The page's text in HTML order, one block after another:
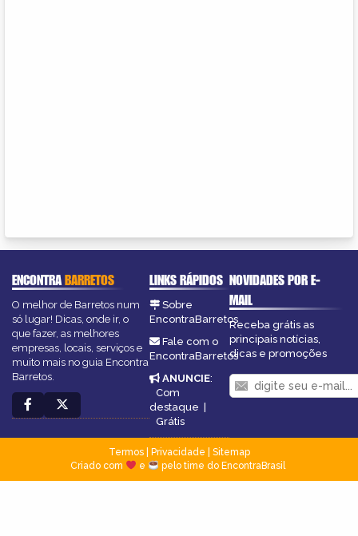
ENCONTRABARRETOS
O melhor de Barretos num
só lugar! Dicas, onde ir, o
que fazer, as melhores
empresas, locais, serviços e
muito mais no guia Encontra
Barretos.
LINKS RÁPIDOS
Sobre
EncontraBarretos
Fale com o
EncontraBarretos
ANUNCIE:
Com
destaque |
Grátis
NOVIDADES POR E-
MAIL
Receba grátis as
principais notícias,
dicas e promoções
Termos| Privacidade
Sitemap
Criado com
e pelo time do EncontraBrasil